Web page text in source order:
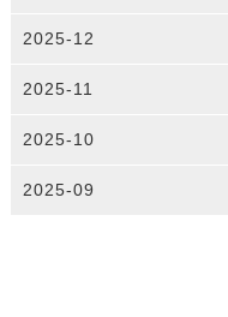
2025-12
2025-11
2025-10
2025-09